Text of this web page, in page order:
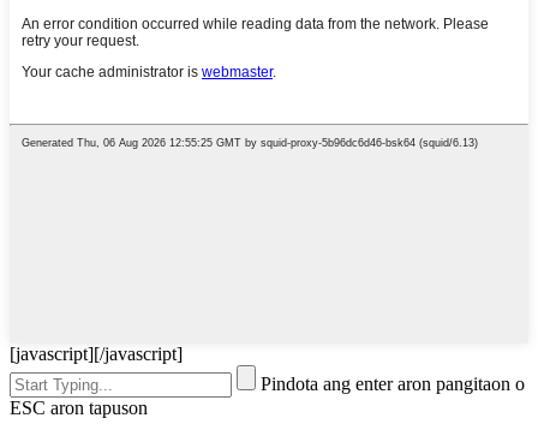
[javascript][/javascript]
Pindota ang enter aron pangitaon o
ESC aron tapuson